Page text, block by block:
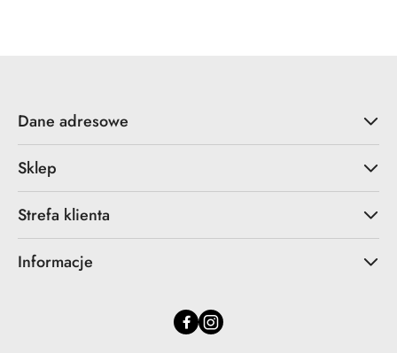
Dane adresowe
Sklep
Strefa klienta
Informacje